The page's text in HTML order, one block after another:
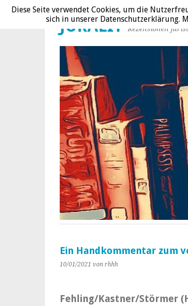
JURALIT Rezensionen
Ein Handkommentar zum
10/01/2021 von rhhh
Fehling/Kastner/Störmer
Diese Seite verwendet Cookies, um die
sich in unserer Datenschutzerklärung.